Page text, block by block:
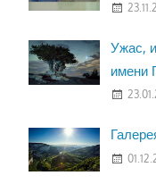
Ужас,
имени